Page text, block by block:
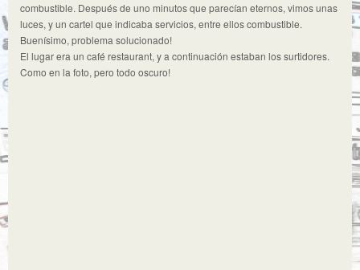
combustible. Después de uno minutos que parecían eternos, vimos unas
luces, y un cartel que indicaba servicios, entre ellos combustible.
Buenísimo, problema solucionado!
El lugar era un café restaurant, y a continuación estaban los surtidores.
Como en la foto, pero todo oscuro!